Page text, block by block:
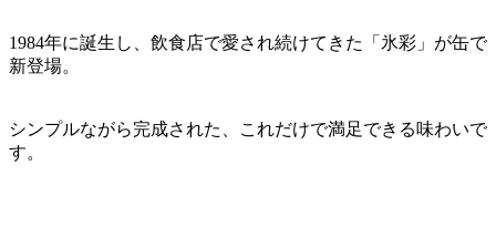
1984年に誕生し、飲食店で愛され続けてきた「氷彩」が缶で
新登場。
シンプルながら完成された、これだけで満足できる味わいで
す。